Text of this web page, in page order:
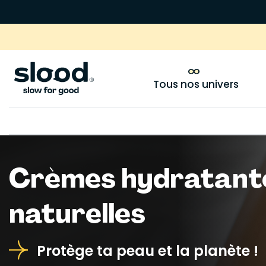
Tous nos univers
Crèmes
naturelles
Protège ta peau et la planète !